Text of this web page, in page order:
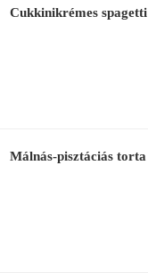
Cukkinikrémes spagetti
Málnás-pisztáciás torta